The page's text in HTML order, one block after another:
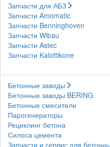
Запчасти для АБЗ
Запчасти Amomatic
Запчасти Benninghoven
Запчасти Wibau
Запчасти Astec
Запчасти Kalottikone
Бетонные заводы
Бетонные заводы BERING
Бетонные смесители
Парогенераторы
Рециклинг бетона
Силоса цемента
Запчасти и сервис для